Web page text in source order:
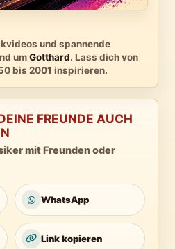
und spannende
umGotthard. Lass dich von
bis 2001 inspirieren.
FREUNDE AUCH
mit Freunden oder
WhatsApp
Link kopieren